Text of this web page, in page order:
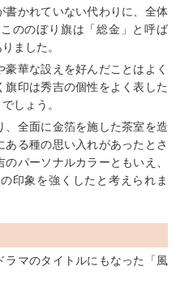
書かれていない代わりに、全体
ののぼり旗は「総金」と呼ば
ました。
華な設えを好んだことはよく
印は秀吉の個性をよく表した
しょう。
全面に金箔を施した茶室を造
る種の思い入れがあったとさ
パーソナルカラーともいえ、
印象を強くしたと考えられま
ラマのタイトルにもなった「風